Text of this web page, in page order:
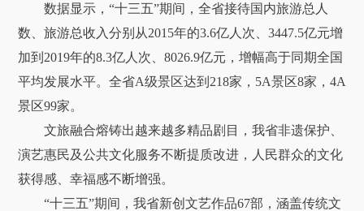
数据显示，“十三五”期间，全省接待国内旅游总人
数、旅游总收入分别从2015年的3.6亿人次、3447.5亿元增
加到2019年的8.3亿人次、8026.9亿元，增幅高于同期全国
平均发展水平。全省A级景区达到218家，5A景区8家，4A
景区99家。
文旅融合熔铸出越来越多精品剧目，我省非遗保护、
演艺惠民及公共文化服务不断提质改进，人民群众的文化
获得感、幸福感不断增强。
“十三五”期间，我省新创文艺作品67部，涵盖传统文